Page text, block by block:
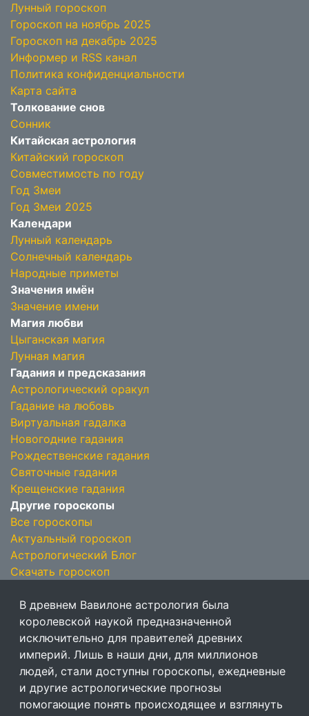
Лунный гороскоп
Гороскоп на ноябрь 2025
Гороскоп на декабрь 2025
Информер и RSS канал
Политика конфиденциальности
Карта сайта
Толкование снов
Сонник
Китайская астрология
Китайский гороскоп
Совместимость по году
Год Змеи
Год Змеи 2025
Календари
Лунный календарь
Солнечный календарь
Народные приметы
Значения имён
Значение имени
Магия любви
Цыганская магия
Лунная магия
Гадания и предсказания
Астрологический оракул
Гадание на любовь
Виртуальная гадалка
Новогодние гадания
Рождественские гадания
Святочные гадания
Крещенские гадания
Другие гороскопы
Все гороскопы
Актуальный гороскоп
Астрологический Блог
Скачать гороскоп
В древнем Вавилоне астрология была
королевской наукой предназначенной
исключительно для правителей древних
империй. Лишь в наши дни, для миллионов
людей, стали доступны гороскопы, ежедневные
и другие астрологические прогнозы
помогающие понять происходящее и взглянуть